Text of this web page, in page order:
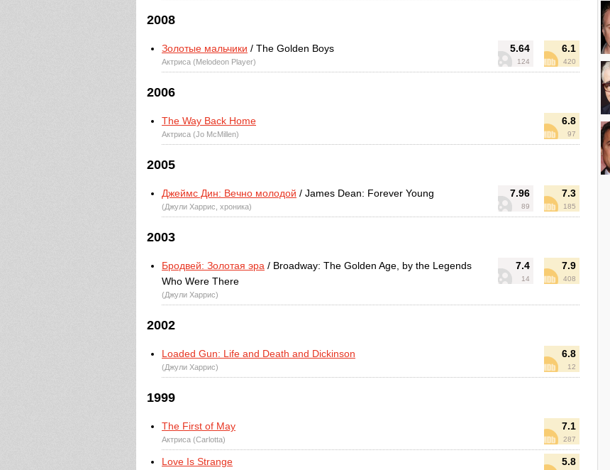
2008
5.64
124
6.1
420
Золотые мальчики / The Golden Boys
Актриса (Melodeon Player)
2006
6.8
97
The Way Back Home
Актриса (Jo McMillen)
2005
7.96
89
7.3
185
Джеймс Дин: Вечно молодой / James Dean: Forever Young
(Джули Харрис, хроника)
2003
7.4
14
7.9
408
Бродвей: Золотая эра / Broadway: The Golden Age, by the Legends
Who Were There
(Джули Харрис)
2002
6.8
12
Loaded Gun: Life and Death and Dickinson
(Джули Харрис)
1999
7.1
287
The First of May
Актриса (Carlotta)
5.8
Love Is Strange